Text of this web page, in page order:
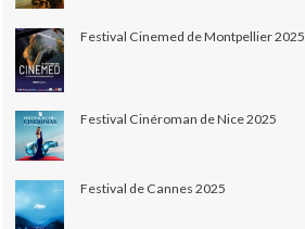
Festival Cinemed de Montpellier 2025
Festival Cinéroman de Nice 2025
Festival de Cannes 2025